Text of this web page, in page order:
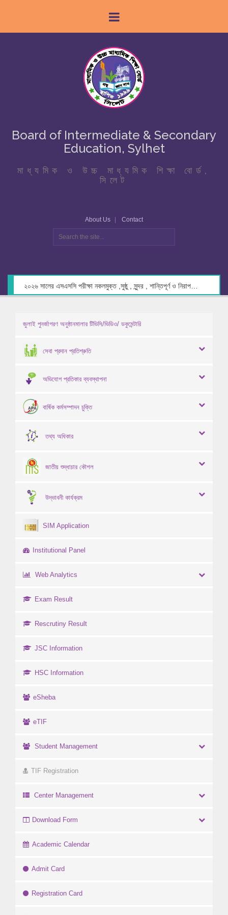
Board of Intermediate & Secondary
Education, Sylhet
মাধ্যমিক ও উচ্চ মাধ্যমিক শিক্ষা বোর্ড,
সিলেট
About Us Contact
জুলাই পুনর্জাগরণ অনুষ্ঠানমালার টিভিসি/ভিডিও/ ডকুমেন্টারি
সেবা প্রদান প্রতিশ্রুতি
অভিযোগ প্রতিকার ব্যবস্থাপনা
বার্ষিক কর্মসম্পাদন চুক্তি
তথ্য অধিকার
জাতীয় শুদ্ধাচার কৌশল
উদ্ভাবনী কার্যক্রম
SIM Application
Institutional Panel
Web Analytics
Exam Result
Rescrutiny Result
JSC Information
HSC Information
eSheba
eTIF
Student Management
TIF Registration
Center Management
Download Form
Academic Calendar
Admit Card
Registration Card